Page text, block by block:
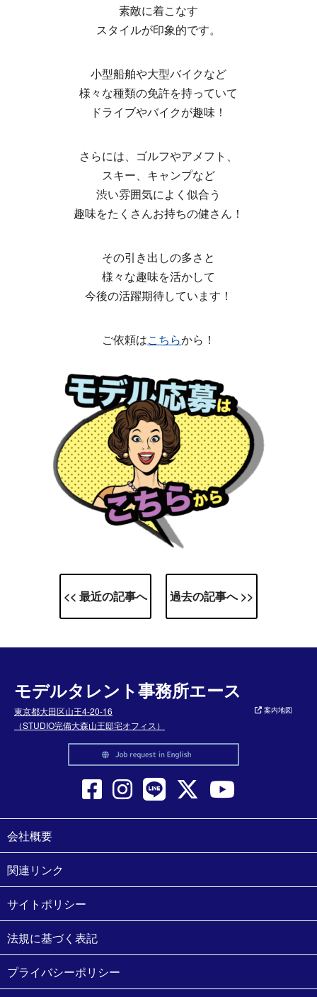
素敵に着こなす
スタイルが印象的です。
小型船舶や大型バイクなど
様々な種類の免許を持っていて
ドライブやバイクが趣味！
さらには、ゴルフやアメフト、
スキー、キャンプなど
渋い雰囲気によく似合う
趣味をたくさんお持ちの健さん！
その引き出しの多さと
様々な趣味を活かして
今後の活躍期待しています！
ご依頼はこちらから！
<< 最近の記事へ 過去の記事へ >>
モデルタレント事務所エース
東京都大田区山王4-20-16
（STUDIO完備大森山王邸宅オフィス）
案内地図
会社概要
関連リンク
サイトポリシー
法規に基づく表記
プライバシーポリシー